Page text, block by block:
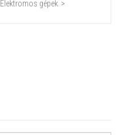
Elektromos gépek